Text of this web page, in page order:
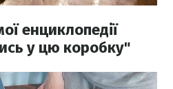
енциклопедії
у цю коробку"